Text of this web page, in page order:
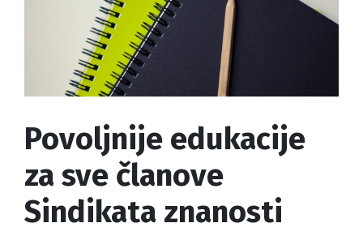
Povoljnije edukacije
za sve članove
Sindikata znanosti